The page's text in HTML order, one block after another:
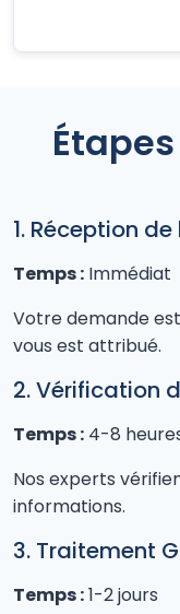
1. Réception
Temps : Immédiat
Votre demande
vous est attribué.
2. Vérification
Temps : 4-8
Nos experts
informations.
3. Traitement
Temps :1-2 jours